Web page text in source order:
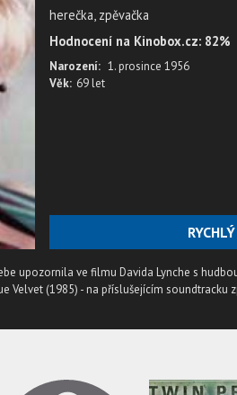
herečka, zpěvačka
Hodnocení na Kinobox.cz: 82%
Narození: 1. prosince 1956
Věk: 69 let
upozornila ve filmu Davida Lynche s
Velvet (1985) - na příslušejícím soundtracku